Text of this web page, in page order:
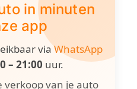
in minuten
app
viaWhatsApp
– 21:00 uur.
verkoop van je auto